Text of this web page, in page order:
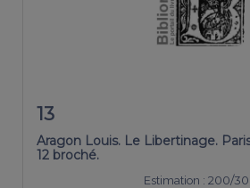
13
Aragon Louis. Le Libertinage.
12 broché.
Estimation : 200/